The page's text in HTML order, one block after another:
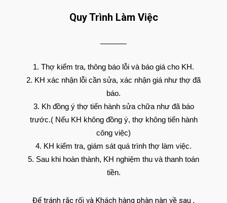
Quy Trình Làm Việc
Thợ kiểm tra, thông báo lỗi và báo giá cho KH.
KH xác nhận lỗi cần sửa, xác nhận giá như thợ đã
báo.
Kh đồng ý thợ tiến hành sửa chữa như đã báo
trước.( Nếu KH không đồng ý, thợ không tiến hành
công việc)
KH kiểm tra, giám sát quá trình thợ làm việc.
Sau khi hoàn thành, KH nghiệm thu và thanh toán
tiền.
Để tránh rắc rối và Khách hàng phàn nàn về sau ,